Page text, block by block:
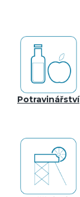
Potravinářství